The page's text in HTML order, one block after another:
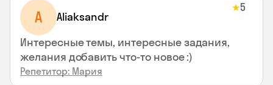
A Aliaksandr
★5
Интересные темы, интересные задания,
желания добавить что-то новое :)
Репетитор: Мария